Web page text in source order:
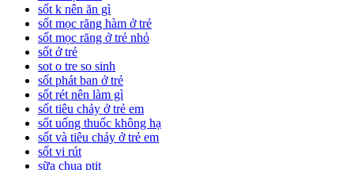
sốt k nên ăn gì
sốt mọc răng hàm ở trẻ
sốt mọc răng ở trẻ nhỏ
sốt ở trẻ
sot o tre so sinh
sốt phát ban ở trẻ
sốt rét nên làm gì
sốt tiêu chảy ở trẻ em
sốt uống thuốc không hạ
sốt và tiêu chảy ở trẻ em
sốt vi rút
sữa chua ptit